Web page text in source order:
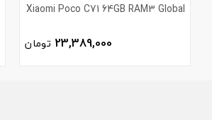
Xiaomi Poco C71 64GB RAM3 Global
23,389,000 تومان